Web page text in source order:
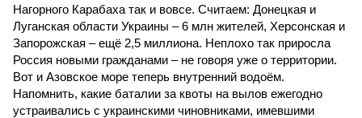
Нагорного Карабаха так и вовсе. Считаем: Донецкая и
Луганская области Украины – 6 млн жителей, Херсонская и
Запорожская – ещё 2,5 миллиона. Неплохо так приросла
Россия новыми гражданами – не говоря уже о территории.
Вот и Азовское море теперь внутренний водоём.
Напомнить, какие баталии за квоты на вылов ежегодно
устраивались с украинскими чиновниками, имевшими